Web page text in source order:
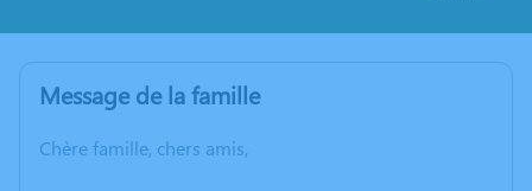
Message de la famille
Chère famille, chers amis,